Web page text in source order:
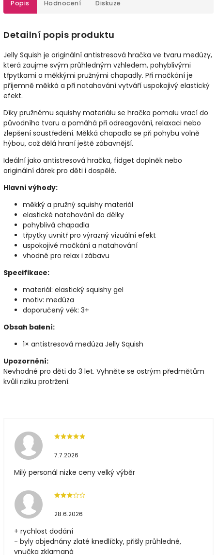
Popis Hodnocení Diskuze
Detailní popis produktu
Jelly Squish je originální antistresová hračka ve tvaru medúzy,
která zaujme svým průhledným vzhledem, pohyblivými
třpytkami a měkkými pružnými chapadly. Při mačkání je
příjemně měkká a při natahování vytváří uspokojivý elastický
efekt.
Díky pružnému squishy materiálu se hračka pomalu vrací do
původního tvaru a pomáhá při odreagování, relaxaci nebo
zlepšení soustředění. Měkká chapadla se při pohybu volně
hýbou, což dělá hraní ještě zábavnější.
Ideální jako antistresová hračka, fidget doplněk nebo
originální dárek pro děti i dospělé.
Hlavní výhody:
měkký a pružný squishy materiál
elastické natahování do délky
pohyblivá chapadla
třpytky uvnitř pro výrazný vizuální efekt
uspokojivé mačkání a natahování
vhodné pro relax i zábavu
Specifikace:
materiál: elastický squishy gel
motiv: medúza
doporučený věk: 3+
Obsah balení:
1× antistresová medúza Jelly Squish
Upozornění:
Nevhodné pro děti do 3 let. Vyhněte se ostrým předmětům
kvůli riziku protržení.
7.7.2026
Milý personál nizke ceny velký výběr
28.6.2026
+ rychlost dodání
- byly objednány zlaté knedlíčky, přišly průhledné,
vnučka zklamaná